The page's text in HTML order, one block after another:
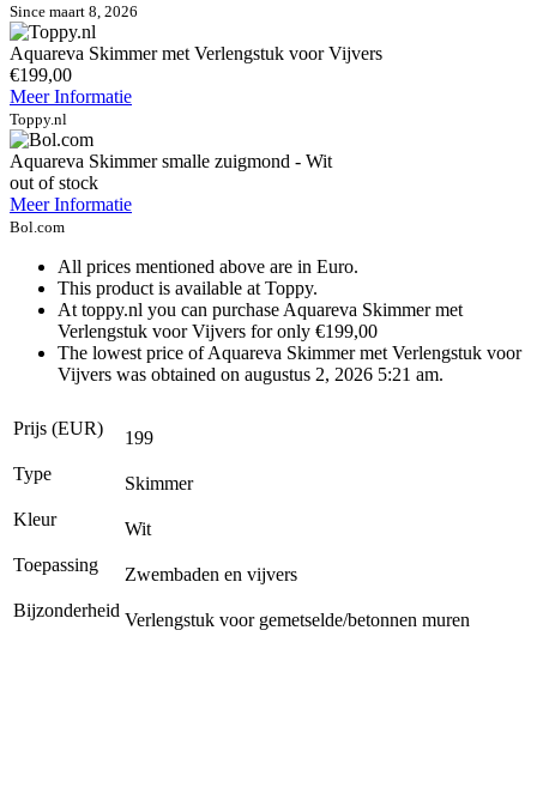
Since maart 8, 2026
Aquareva Skimmer met Verlengstuk voor Vijvers
€199,00
Meer Informatie
Toppy.nl
Aquareva Skimmer smalle zuigmond - Wit
out of stock
Meer Informatie
Bol.com
All prices mentioned above are in Euro.
This product is available at Toppy.
At toppy.nl you can purchase Aquareva Skimmer met
Verlengstuk voor Vijvers for only €199,00
The lowest price of Aquareva Skimmer met Verlengstuk voor
Vijvers was obtained on augustus 2, 2026 5:21 am.
Prijs (EUR)
199
Type
Skimmer
Kleur
Wit
Toepassing
Zwembaden en vijvers
Bijzonderheid Verlengstuk voor gemetselde/betonnen muren